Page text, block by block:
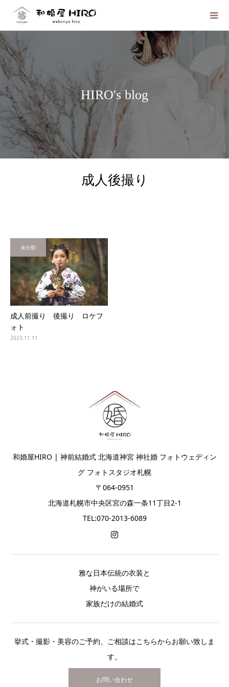
HIRO's blog
成人後撮り
未分類
成人前撮り 後撮り ロケフ
ォト
2023.11.11
和婚屋HIRO | 神前結婚式 北海道神宮 神社婚 フォトウェディン
グ フォトスタジオ札幌
〒064-0951
北海道札幌市中央区宮の森一条11丁目2-1
TEL:070-2013-6089
雅な日本伝統の衣装と
神がいる場所で
家族だけの結婚式
挙式・撮影・美容のご予約、ご相談はこちらからお願い致しま
す。
お問い合わせ